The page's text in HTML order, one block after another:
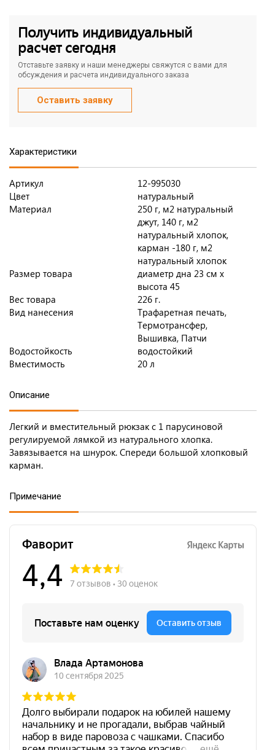
Получить индивидуальный
расчет сегодня
Отставьте заявку и наши менеджеры свяжутся с вами для
обсуждения и расчета индивидуального заказа
Оставить заявку
Характеристики
Артикул
12-995030
Цвет
натуральный
Материал
250 г, м2 натуральный
джут, 140 г, м2
натуральный хлопок,
карман -180 г, м2
натуральный хлопок
Размер товара
диаметр дна 23 см х
высота 45
Вес товара
226 г.
Вид нанесения
Трафаретная печать,
Термотрансфер,
Вышивка, Патчи
Водостойкость
водостойкий
Вместимость
20 л
Описание
Легкий и вместительный рюкзак с 1 парусиновой
регулируемой лямкой из натурального хлопка.
Завязывается на шнурок. Спереди большой хлопковый
карман.
Примечание